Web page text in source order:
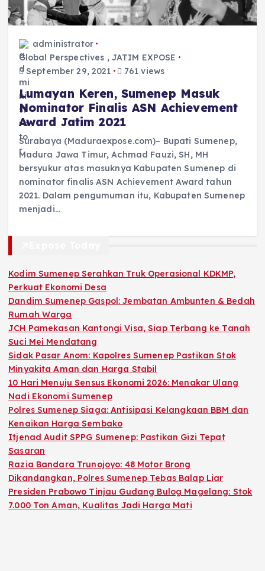
administrator
Global Perspectives , JATIM EXPOSE
September 29, 2021
761 views
Lumayan Keren, Sumenep Masuk
Nominator Finalis ASN Achievement
Award Jatim 2021
Surabaya (Maduraexpose.com)– Bupati Sumenep,
Madura Jawa Timur, Achmad Fauzi, SH, MH
bersyukur atas masuknya Kabupaten Sumenep di
nominator finalis ASN Achievement Award tahun
2021. Dalam pengumuman itu, Kabupaten Sumenep
menjadi…
Kodim Sumenep Serahkan Truk Operasional KDKMP,
Perkuat Ekonomi Desa
Dandim Sumenep Gaspol: Jembatan Ambunten & Bedah
Rumah Warga
JCH Pamekasan Kantongi Visa, Siap Terbang ke Tanah
Suci Mei Mendatang
Sidak Pasar Anom: Kapolres Sumenep Pastikan Stok
Minyakita Aman dan Harga Stabil
10 Hari Menuju Sensus Ekonomi 2026: Menakar Ulang
Nadi Ekonomi Sumenep
Polres Sumenep Siaga: Antisipasi Kelangkaan BBM dan
Kenaikan Harga Sembako
Itjenad Audit SPPG Sumenep: Pastikan Gizi Tepat
Sasaran
Razia Bandara Trunojoyo: 48 Motor Brong
Dikandangkan, Polres Sumenep Tebas Balap Liar
Presiden Prabowo Tinjau Gudang Bulog Magelang: Stok
7.000 Ton Aman, Kualitas Jadi Harga Mati